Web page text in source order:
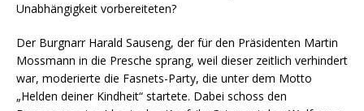
Unabhängigkeit vorbereiteten?
Der Burgnarr Harald Sauseng, der für den Präsidenten Martin
Mossmann in die Presche sprang, weil dieser zeitlich verhindert
war, moderierte die Fasnets-Party, die unter dem Motto
„Helden deiner Kindheit“ startete. Dabei schoss den